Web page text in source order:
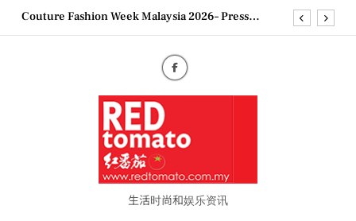
SkipCouture Fashion Week Malaysia 2026– Press
妈妈提供分享剖腹产复原历程的空间
2026 全国房地产大奖创历史纪录 见证马来西亚房
地产经纪行业蓬勃发展
Epson reinvents affordable printing with next-
generation EcoTank Series
Couture Fashion Week Malaysia 2026– Press
“See Her Heal – 1,000 Untold Stories” 为马来西亚
妈妈提供分享剖腹产复原历程的空间
生活时尚和娱乐资讯